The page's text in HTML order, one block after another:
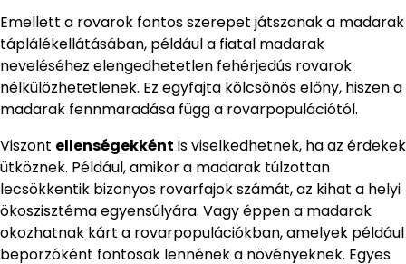
Emellett a rovarok fontos szerepet játszanak a madarak
táplálékellátásában, például a fiatal madarak
neveléséhez elengedhetetlen fehérjedús rovarok
nélkülözhetetlenek. Ez egyfajta kölcsönös előny, hiszen a
madarak fennmaradása függ a rovarpopulációtól.
Viszont ellenségekként is viselkedhetnek, ha az érdekek
ütköznek. Például, amikor a madarak túlzottan
lecsökkentik bizonyos rovarfajok számát, az kihat a helyi
ökoszisztéma egyensúlyára. Vagy éppen a madarak
okozhatnak kárt a rovarpopulációkban, amelyek például
beporzóként fontosak lennének a növényeknek. Egyes